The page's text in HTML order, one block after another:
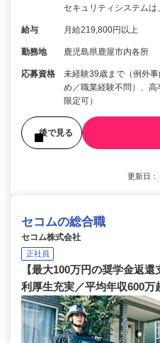
セキュリティシステム
給与 月給219,800円以上
勤務地 鹿児島県鹿屋市内各所
応募資格
未経験39歳まで（例外
め／職業経験不問）、
限定可）
後で見る
更新日
セコムの総合職
セコム株式会社
正社員
【最大100万円の奨学金返
利厚生充実／平均年収600万